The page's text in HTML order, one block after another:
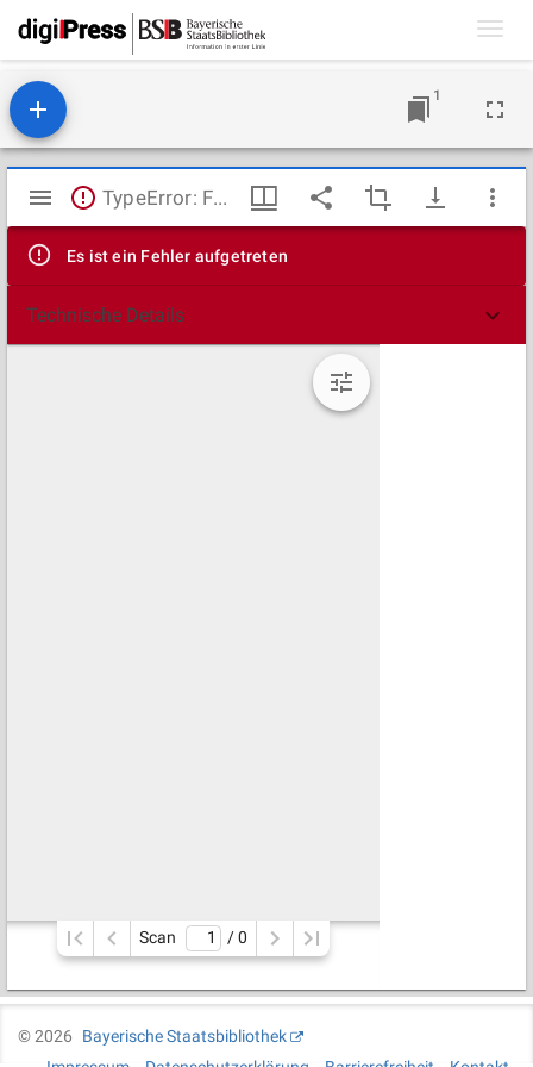
1
Mirador
Viewer
TypeError: Failed to fetch
Es ist ein Fehler aufgetreten
Technische Details
Scan / 0
©2026
Bayerische Staatsbibliothek